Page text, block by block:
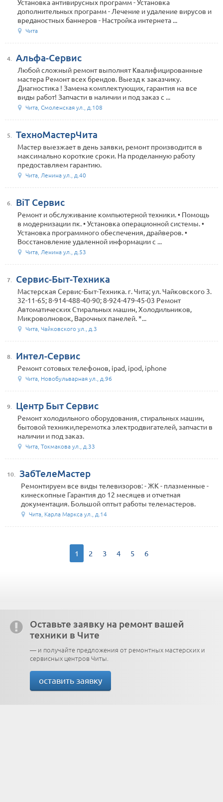
Установка антивирусных программ - Установка
дополнительных программ - Лечение и удаление вирусов и
вреданостных баннеров - Настройка интернета ...
Чита
4. Альфа-Сервис
Любой сложный ремонт выполнят Квалифицированные
мастера Ремонт всех брендов. Выезд к заказчику.
Диагностика ! Замена комплектующих, гарантия на все
виды работ! Запчасти в наличии и под заказ с ...
Чита, Смоленская ул., д.108
5. ТехноМастерЧита
Мастер выезжает в день заявки, ремонт производится в
максимально короткие сроки. На проделанную работу
предоставляем гарантию.
Чита, Ленина ул., д.40
6. BiT Сервис
Ремонт и обслуживание компьютерной техники. • Помощь
в модернизации пк. • Установка операционной системы. •
Установка программного обеспечения, драйверов. •
Восстановление удаленной информации с ...
Чита, Ленина ул., д.53
7. Сервис-Быт-Техника
Мастерская Сервис-Быт-Техника. г. Чита; ул. Чайковского 3.
32-11-65; 8-914-488-40-90; 8-924-479-45-03 Ремонт
Автоматических Стиральных машин, Холодильников,
Микроволновок, Варочных панелей. *...
Чита, Чайковского ул., д.3
8. Интел-Сервис
Ремонт сотовых телефонов, ipad, ipod, iphone
Чита, Новобульварная ул., д.96
9. Центр Быт Сервис
Ремонт холодильного оборудования, стиральных машин,
бытовой техники,перемотка электродвигателей, запчасти в
наличии и под заказ.
Чита, Токмакова ул., д.33
10. ЗабТелеМастер
Ремонтируем все виды телевизоров: - ЖК - плазменные -
кинескопные Гарантия до 12 месяцев и отчетная
документация. Большой оптыт работы телемастеров.
Чита, Карла Маркса ул., д.14
1 2 3 4 5 6
Оставьте заявку на ремонт вашей
техники в Чите
— и получайте предложения от ремонтных мастерских и
сервисных центров Читы.
оставить заявку